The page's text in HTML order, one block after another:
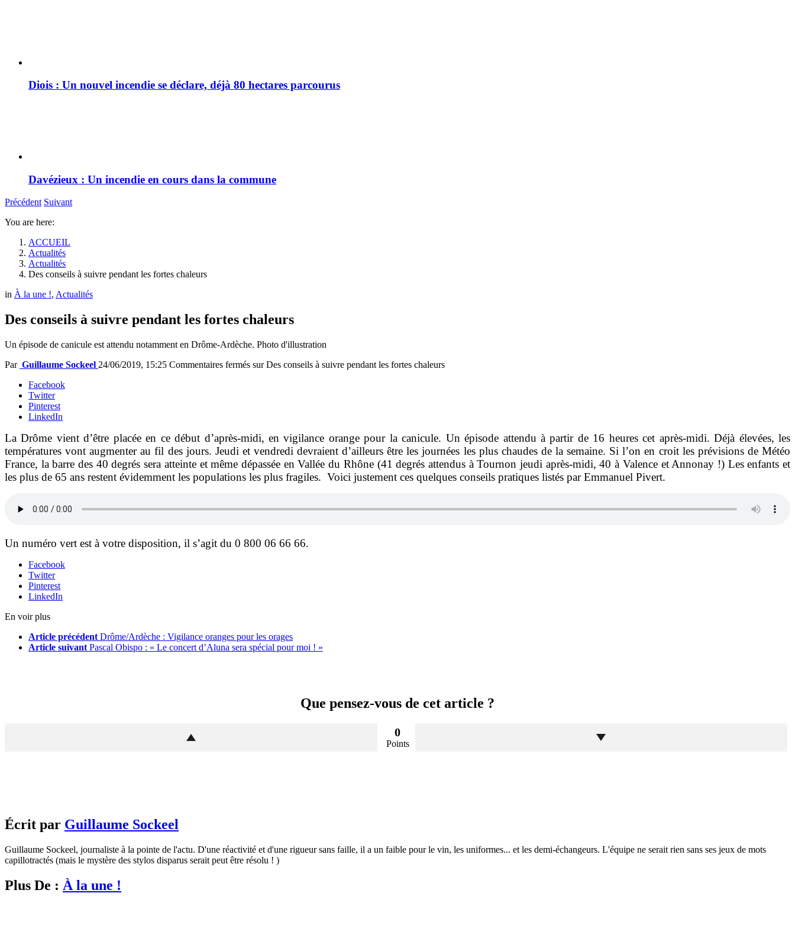
Diois : Un nouvel incendie se déclare, déjà 80 hectares parcourus
Davézieux : Un incendie en cours dans la commune
Précédent Suivant
You are here:
ACCUEIL
Actualités
Actualités
Des conseils à suivre pendant les fortes chaleurs
in À la une !, Actualités
Des conseils à suivre pendant les fortes chaleurs
Un épisode de canicule est attendu notamment en Drôme-Ardèche. Photo d'illustration
Par Guillaume Sockeel 24/06/2019, 15:25 Commentaires fermés sur Des conseils à suivre pendant les fortes chaleurs
Facebook
Twitter
Pinterest
LinkedIn
La Drôme vient d’être placée en ce début d’après-midi, en vigilance orange pour la canicule. Un épisode attendu à partir de 16 heures cet après-midi. Déjà élevées, les
températures vont augmenter au fil des jours. Jeudi et vendredi devraient d’ailleurs être les journées les plus chaudes de la semaine. Si l’on en croit les prévisions de Météo
France, la barre des 40 degrés sera atteinte et même dépassée en Vallée du Rhône (41 degrés attendus à Tournon jeudi après-midi, 40 à Valence et Annonay !) Les enfants et
les plus de 65 ans restent évidemment les populations les plus fragiles. Voici justement ces quelques conseils pratiques listés par Emmanuel Pivert.
Un numéro vert est à votre disposition, il s’agit du 0 800 06 66 66.
Facebook
Twitter
Pinterest
LinkedIn
En voir plus
Article précédent Drôme/Ardèche : Vigilance oranges pour les orages
Article suivant Pascal Obispo : « Le concert d’Aluna sera spécial pour moi ! »
Que pensez-vous de cet article ?
0
Points
Écrit par Guillaume Sockeel
Guillaume Sockeel, journaliste à la pointe de l'actu. D'une réactivité et d'une rigueur sans faille, il a un faible pour le vin, les uniformes... et les demi-échangeurs. L'équipe ne serait rien sans ses jeux de mots
capillotractés (mais le mystère des stylos disparus serait peut être résolu ! )
Plus De : À la une !